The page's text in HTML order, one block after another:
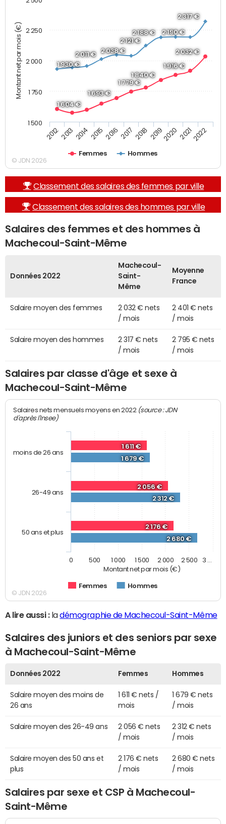
Montant net par mois (€)
1 604 €
1 693 €
1 779 €
1 840 €
1 916 €
2 032 €
1 930 €
2 011 €
2 038 €
2 121 €
2 188 € 2 190 €
2 317 €
Femmes Hommes
2012 2013 2014 2015 2016 2017 2018 20192020 20212022
1 500
1 750
2 000
2 250
© JDN 2026
Classement des salaires des femmes par ville
Classement des salaires des hommes par ville
Salaires des femmes et des hommes à
Machecoul-Saint-Même
Données 2022
Machecoul-
Saint-
Même
Moyenne
France
Salaire moyen des femmes
2 032 € nets
/ mois
2 401 € nets
/ mois
Salaire moyen des hommes
2 317 € nets
/ mois
2 795 € nets
/ mois
Salaires par classe d'âge et sexe à
Machecoul-Saint-Même
Montant net par mois (€)
Salaires nets mensuels moyens en 2022 (source : JDN
d'après l'Insee)
1 611 €
2 056 €
2 176 €
1 679 €
2 312 €
2 680 €
Femmes Hommes
moins de 26 ans
26-49 ans
50 ans et plus
0 500 1 000 1 500 2 000 2 500 3 …
© JDN 2026
A lire aussi :ladémographie de Machecoul-Saint-Même
Salaires des juniors et des seniors par sexe
à Machecoul-Saint-Même
Données 2022 Femmes Hommes
Salaire moyen des moins de
26 ans
1 611 € nets /
mois
1 679 € nets
/ mois
Salaire moyen des 26-49 ans
2 056 € nets
/ mois
2 312 € nets
/ mois
Salaire moyen des 50 ans et
plus
2 176 € nets
/ mois
2 680 € nets
/ mois
Salaires par sexe et CSP à Machecoul-
Saint-Même